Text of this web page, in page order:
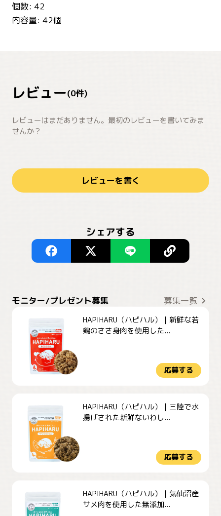
個数: 42
内容量: 42個
レビュー(0件)
レビューはまだありません。最初のレビューを書いてみま
せんか？
レビューを書く
シェアする
モニター/プレゼント募集 募集一覧
HAPIHARU（ハピハル）｜新鮮な若
鶏のささ身肉を使用した...
応募する
HAPIHARU（ハピハル）｜三陸で水
揚げされた新鮮ないわし...
応募する
HAPIHARU（ハピハル）｜気仙沼産
サメ肉を使用した無添加...